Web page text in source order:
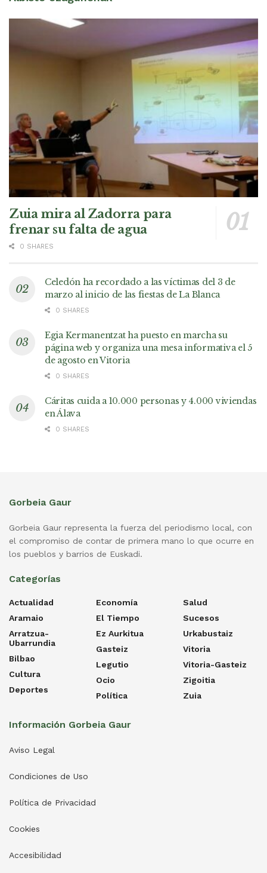
Zuia mira al Zadorra para
frenar su falta de agua
0 SHARES
Celedón ha recordado a las víctimas del 3 de
marzo al inicio de las fiestas de La Blanca
0 SHARES
Egia Kermanentzat ha puesto en marcha su
página web y organiza una mesa informativa el 5
de agosto en Vitoria
0 SHARES
Cáritas cuida a 10.000 personas y 4.000 viviendas
en Álava
0 SHARES
Gorbeia Gaur
Gorbeia Gaur representa la fuerza del periodismo local, con
el compromiso de contar de primera mano lo que ocurre en
los pueblos y barrios de Euskadi.
Categorías
Actualidad
Aramaio
Arratzua-
Ubarrundia
Bilbao
Cultura
Deportes
Economía
El Tiempo
Ez Aurkitua
Gasteiz
Legutio
Ocio
Política
Salud
Sucesos
Urkabustaiz
Vitoria
Vitoria-Gasteiz
Zigoitia
Zuia
Información Gorbeia Gaur
Aviso Legal
Condiciones de Uso
Política de Privacidad
Cookies
Accesibilidad